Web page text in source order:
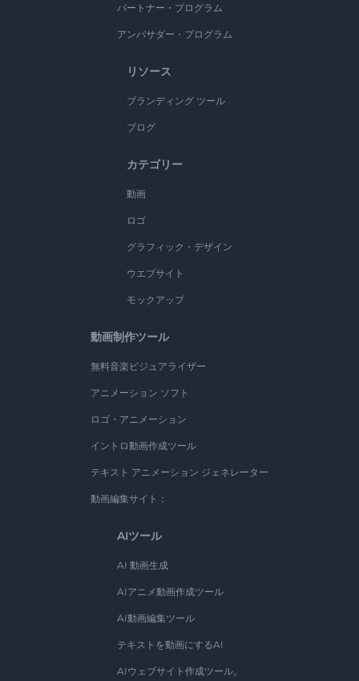
パートナー・プログラム
アンバサダー・プログラム
リソース
ブランディング ツール
ブログ
カテゴリー
動画
ロゴ
グラフィック・デザイン
ウエブサイト
モックアップ
動画制作ツール
無料音楽ビジュアライザー
アニメーション ソフト
ロゴ・アニメーション
イントロ動画作成ツール
テキスト アニメーション ジェネレーター
動画編集サイト：
AIツール
AI 動画生成
AIアニメ動画作成ツール
AI動画編集ツール
テキストを動画にするAI
AIウェブサイト作成ツール。